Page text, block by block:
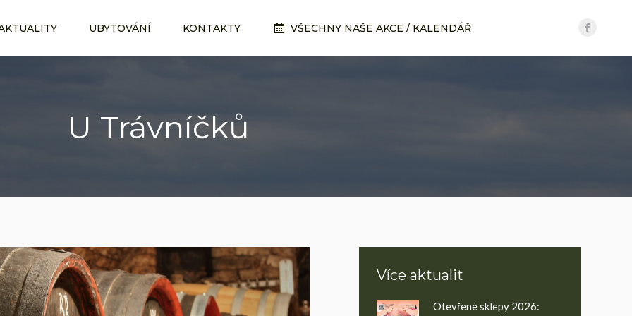
UBYTOVÁNÍ KONTAKTY VŠECHNY NAŠE AKCE / KALENDÁŘ
page
U Trávníčků
Více aktualit
Otevřené sklepy 2026:
UBYTOVÁNÍ KONTAKTY VŠECHNY NAŠE AKCE / KALENDÁŘ
page